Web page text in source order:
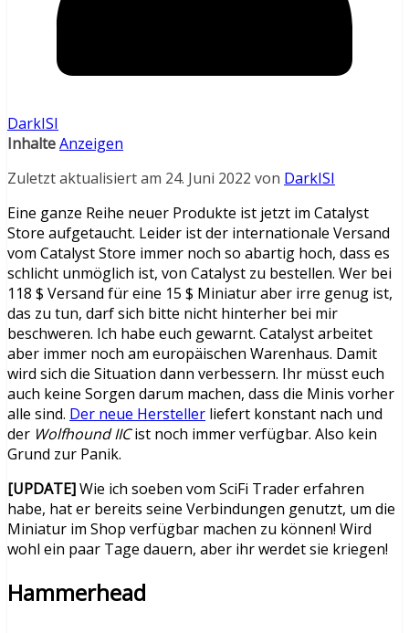
DarkISI
InhalteAnzeigen
Zuletzt aktualisiert am 24. Juni 2022 von DarkISI
Eine ganze Reihe neuer Produkte ist jetzt im Catalyst
Store aufgetaucht. Leider ist der internationale Versand
vom Catalyst Store immer noch so abartig hoch, dass es
schlicht unmöglich ist, von Catalyst zu bestellen. Wer bei
118 $ Versand für eine 15 $ Miniatur aber irre genug ist,
das zu tun, darf sich bitte nicht hinterher bei mir
beschweren. Ich habe euch gewarnt. Catalyst arbeitet
aber immer noch am europäischen Warenhaus. Damit
wird sich die Situation dann verbessern. Ihr müsst euch
auch keine Sorgen darum machen, dass die Minis vorher
alle sind. Der neue Hersteller liefert konstant nach und
der Wolfhound IICist noch immer verfügbar. Also kein
Grund zur Panik.
[UPDATE]Wie ich soeben vom SciFi Trader erfahren
habe, hat er bereits seine Verbindungen genutzt, um die
Miniatur im Shop verfügbar machen zu können! Wird
wohl ein paar Tage dauern, aber ihr werdet sie kriegen!
Hammerhead